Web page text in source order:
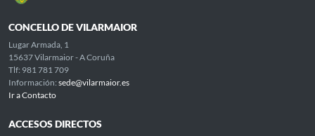
CONCELLO DE VILARMAIOR
Lugar Armada, 1
15637 Vilarmaior - A Coruña
Tlf: 981 781 709
Información: sede@vilarmaior.es
Ir a Contacto
ACCESOS DIRECTOS